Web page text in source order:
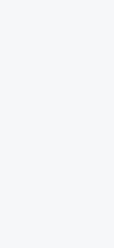
:
cada evento dentro
Al Iniciar Sesión y